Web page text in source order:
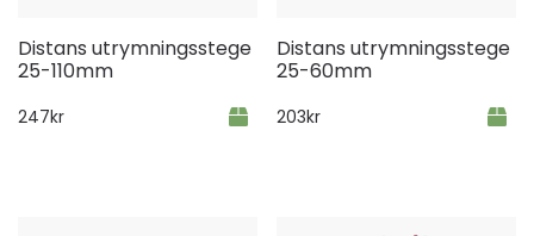
Distans utrymningsstege
25-110mm
247kr
Distans utrymningsstege
25-60mm
203kr